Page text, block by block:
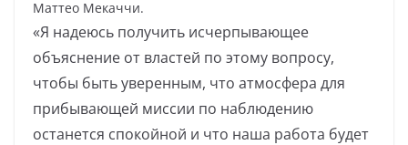
Маттео Мекаччи.
«Я надеюсь получить исчерпывающее
объяснение от властей по этому вопросу,
чтобы быть уверенным, что атмосфера для
прибывающей миссии по наблюдению
останется спокойной и что наша работа будет